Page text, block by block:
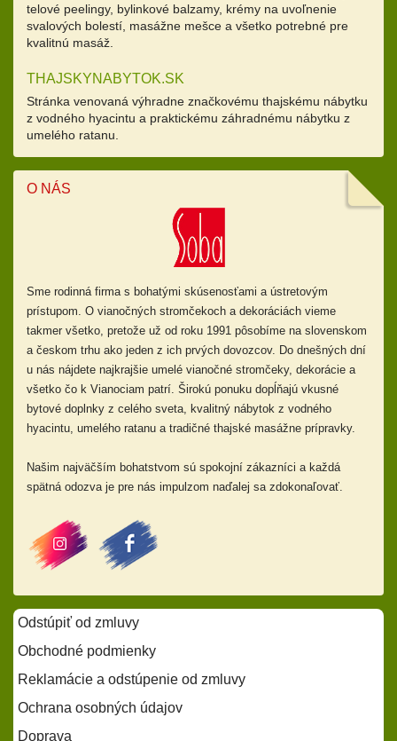
telové peelingy, bylinkové balzamy, krémy na uvoľnenie
svalových bolestí, masážne mešce a všetko potrebné pre
kvalitnú masáž.
THAJSKYNABYTOK.SK
Stránka venovaná výhradne značkovému thajskému nábytku
z vodného hyacintu a praktickému záhradnému nábytku z
umelého ratanu.
O NÁS
Sme rodinná firma s bohatými skúsenosťami a ústretovým
prístupom. O vianočných stromčekoch a dekoráciách vieme
takmer všetko, pretože už od roku 1991 pôsobíme na slovenskom
a českom trhu ako jeden z ich prvých dovozcov. Do dnešných dní
u nás nájdete najkrajšie umelé vianočné stromčeky, dekorácie a
všetko čo k Vianociam patrí. Širokú ponuku dopĺňajú vkusné
bytové doplnky z celého sveta, kvalitný nábytok z vodného
hyacintu, umelého ratanu a tradičné thajské masážne prípravky.
Našim najväčším bohatstvom sú spokojní zákazníci a každá
spätná odozva je pre nás impulzom naďalej sa zdokonaľovať.
Odstúpiť od zmluvy
Obchodné podmienky
Reklamácie a odstúpenie od zmluvy
Ochrana osobných údajov
Doprava